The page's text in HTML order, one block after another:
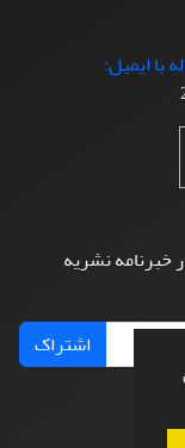
با ایمیل:
خبرنامه نشریه
اشتراک